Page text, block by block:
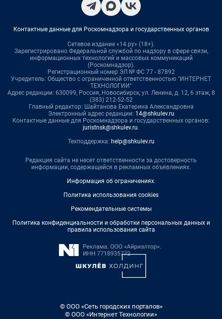
Контактные данные для Роскомнадзора и государственных органов
Сетевое издание «14.ру» (18+).
Зарегистрировано Федеральной службой по надзору в сфере связи,
информационных технологий и массовых коммуникаций
(Роскомнадзор).
Регистрационный номер ЭЛ № ФС 77 - 87892
Учредитель: Общество с ограниченной ответственностью "ИНТЕРНЕТ
ТЕХНОЛОГИИ"
Адрес редакции: 630099, Россия, Новосибирск, ул. Ленина, д. 12, 6 этаж, 8
(383) 212-52-52
Главный редактор: Шайтанова Екатерина Александровна
Электронный адрес редакции: 14@shkulev.ru
Контактные данные для Роскомнадзора и государственных органов:
juristnsk@shkulev.ru.
Техподдержка: help@shkulev.ru
Редакция сайта не несет ответственности за достоверность
информации, содержащейся в рекламных объявлениях.
Информация об ограничениях.
Политика использования cookies
Рекомендательные системы
Политика конфиденциальности и обработки персональных данных и
правила использования сайта
© ООО «Сеть городских порталов»
© ООО «Интернет Технологии»